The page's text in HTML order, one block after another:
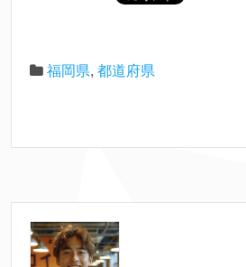
福岡県, 都道府県